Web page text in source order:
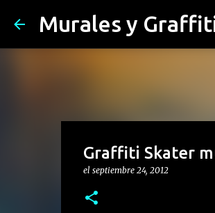
Murales y
Graffiti Skater
el septiembre 24, 2012